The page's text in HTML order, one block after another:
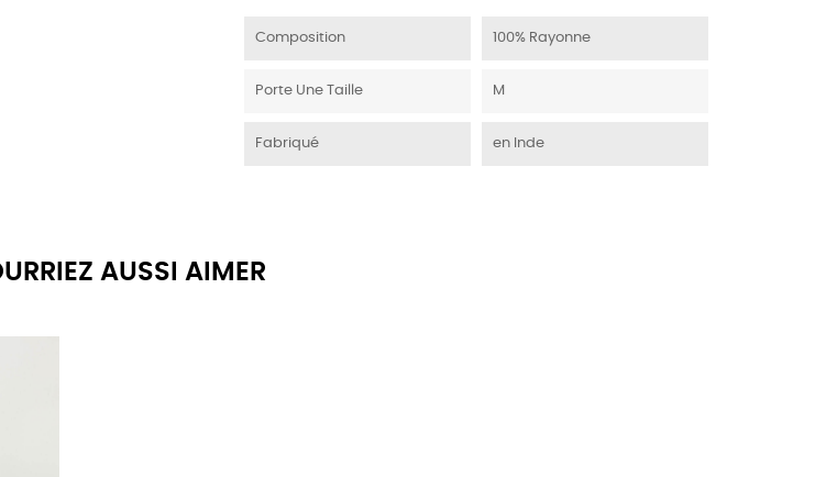
Composition 100% Rayonne
Porte Une Taille M
Fabriqué en Inde
AUSSI AIMER